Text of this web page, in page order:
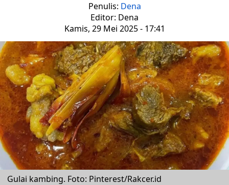
Penulis: Dena
Editor: Dena
Kamis, 29 Mei 2025 - 17:41
Gulai kambing. Foto: Pinterest/Rakcer.id